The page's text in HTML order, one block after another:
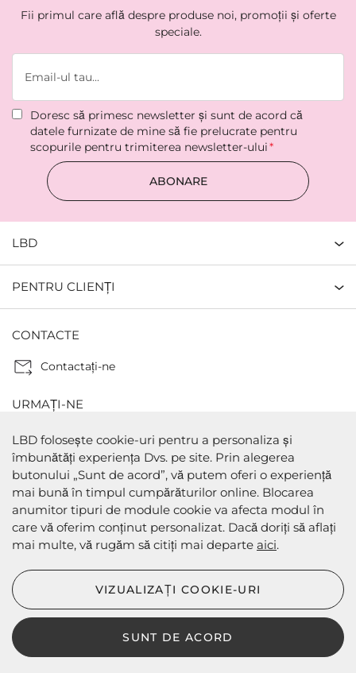
Fii primul care află despre produse noi, promoții și oferte
speciale.
Doresc să primesc newsletter şi sunt de acord că
datele furnizate de mine să fie prelucrate pentru
scopurile pentru trimiterea newsletter-ului
ABONARE
LBD
PENTRU CLIENȚI
CONTACTE
Contactaţi-ne
URMAȚI-NE
METODE DE PLATA
METODE DE EXPEDIERE
LBD © 2024 - Toate drepturile rezervate
LBD folosește cookie-uri pentru a personaliza și
îmbunătăți experiența Dvs. pe site. Prin alegerea
butonului „Sunt de acord”, vă putem oferi o experiență
mai bună în timpul cumpărăturilor online. Blocarea
anumitor tipuri de module cookie va afecta modul în
care vă oferim conținut personalizat. Dacă doriți să aflați
mai multe, vă rugăm să citiți mai departe aici.
SUNT DE ACORD
VIZUALIZAȚI COOKIE-URI